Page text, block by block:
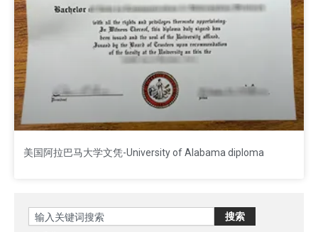
美国阿拉巴马大学文凭-University of Alabama diploma
Search 搜索